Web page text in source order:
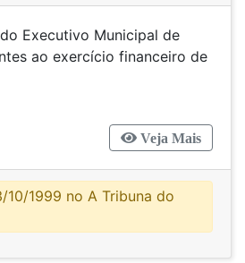
Executivo Municipal de
ao exercício financeiro de
Veja Mais
10/1999 no A Tribuna do